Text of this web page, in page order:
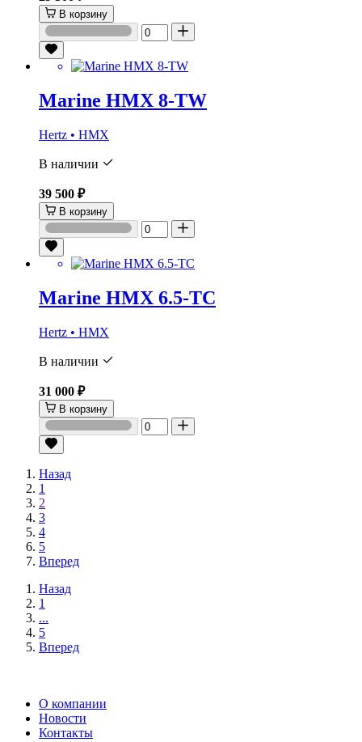
В корзину
Marine HMX 8-TW
Hertz • HMX
В наличии
39 500 ₽
В корзину
Marine HMX 6.5-TC
Hertz • HMX
В наличии
31 000 ₽
В корзину
Назад
1
2
3
4
5
Вперед
Назад
1
...
5
Вперед
О компании
Новости
Контакты